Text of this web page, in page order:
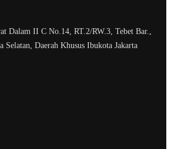
Dalam II C No.14, RT.2/RW.3, Tebet Bar.,
Selatan, Daerah Khusus Ibukota Jakarta